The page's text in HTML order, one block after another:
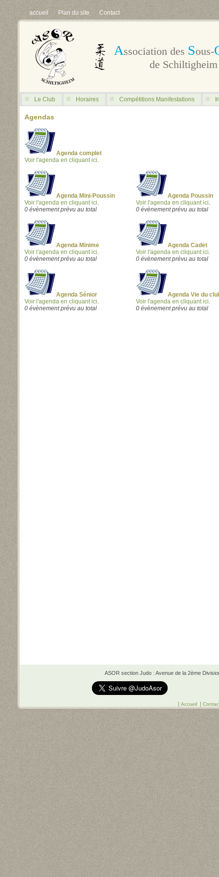
accueil Plan du site Contact
Association des Sous-
de
Le Club Horaires Compétitions Manifestations
Agendas
Agenda complet
Voir l'agenda en cliquant ici.
Agenda Mini-Poussin
Agenda Poussin
Voir l'agenda en cliquant ici.
0 évènement prévu au total
Voir l'agenda en cliquant ici.
0 évènement prévu au total
Agenda Minime
Agenda Cadet
Voir l'agenda en cliquant ici.
0 évènement prévu au total
Voir l'agenda en cliquant ici.
0 évènement prévu au total
Agenda Sénior
Agenda Vie du
Voir l'agenda en cliquant ici.
0 évènement prévu au total
Voir l'agenda en cliquant ici.
0 évènement prévu au total
ASOR section Judo : Avenue de la 2ème
| Accueil |